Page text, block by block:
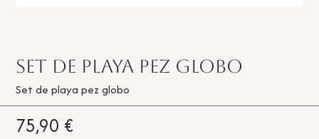
Set de playa pez globo
Set de playa pez globo
75,90 €